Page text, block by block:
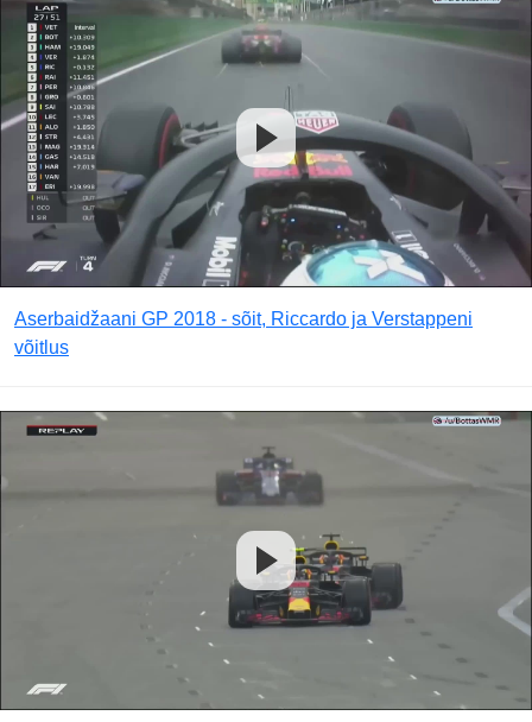
Aserbaidžaani GP 2018 - sõit, Riccardo ja Verstappeni
võitlus